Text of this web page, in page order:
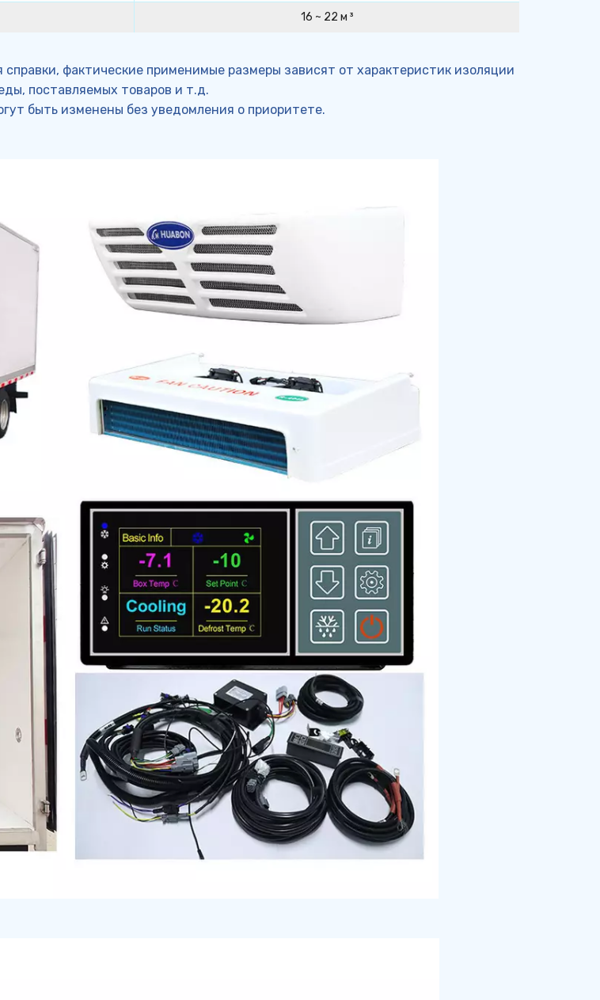
16 ~ 22 м ³
фактические применимые размеры зависят от характеристик изоляции
поставляемых товаров и т.д.
быть изменены без уведомления о приоритете.